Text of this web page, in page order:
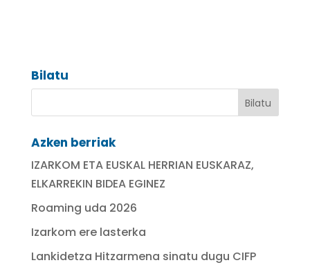
Bilatu
Azken berriak
IZARKOM ETA EUSKAL HERRIAN EUSKARAZ,
ELKARREKIN BIDEA EGINEZ
Roaming uda 2026
Izarkom ere lasterka
Lankidetza Hitzarmena sinatu dugu CIFP